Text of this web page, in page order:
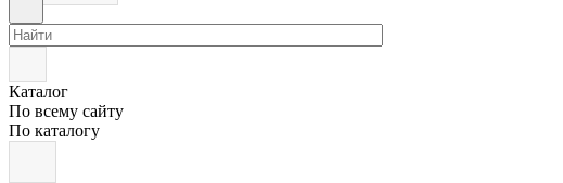
Каталог
По всему сайту
По каталогу